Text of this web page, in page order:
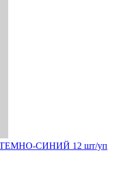
ТЕМНО-СИНИЙ 12 шт/уп